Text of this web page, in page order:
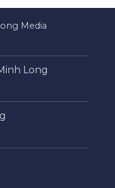
Media
Long